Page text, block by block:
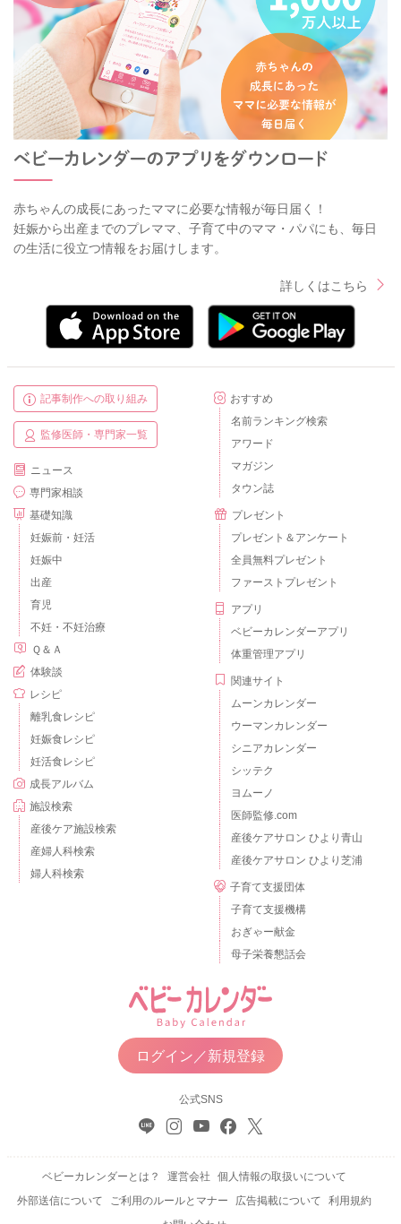
赤ちゃんの成長にあったママに必要な情報が毎日届く！
妊娠から出産までのプレママ、子育て中のママ・パパにも、毎日
の生活に役立つ情報をお届けします。
詳しくはこちら
記事制作への取り組み
監修医師・専門家一覧
ニュース
専門家相談
基礎知識
妊娠前・妊活
妊娠中
出産
育児
不妊・不妊治療
Ｑ＆Ａ
体験談
レシピ
離乳食レシピ
妊娠食レシピ
妊活食レシピ
成長アルバム
施設検索
産後ケア施設検索
産婦人科検索
婦人科検索
おすすめ
名前ランキング検索
アワード
マガジン
タウン誌
プレゼント
プレゼント＆アンケート
全員無料プレゼント
ファーストプレゼント
アプリ
ベビーカレンダーアプリ
体重管理アプリ
関連サイト
ムーンカレンダー
ウーマンカレンダー
シニアカレンダー
シッテク
ヨムーノ
医師監修.com
産後ケアサロン ひより青山
産後ケアサロン ひより芝浦
子育て支援団体
子育て支援機構
おぎゃー献金
母子栄養懇話会
ログイン／新規登録
公式SNS
ベビーカレンダーとは？ 運営会社
個人情報の取扱いについて
外部送信について
ご利用のルールとマナー 広告掲載について
利用規約